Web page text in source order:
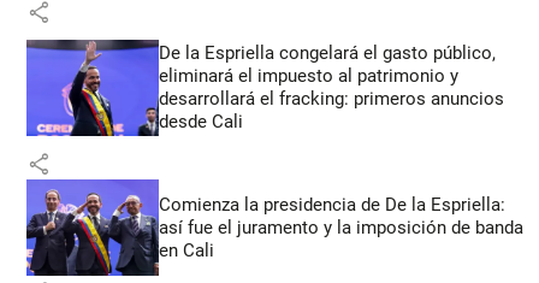
share
De la Espriella congelará el gasto público,
eliminará el impuesto al patrimonio y
desarrollará el fracking: primeros anuncios
desde Cali
share
Comienza la presidencia de De la Espriella:
así fue el juramento y la imposición de banda
en Cali